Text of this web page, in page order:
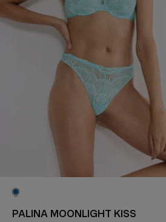
PALINA MOONLIGHT KISS